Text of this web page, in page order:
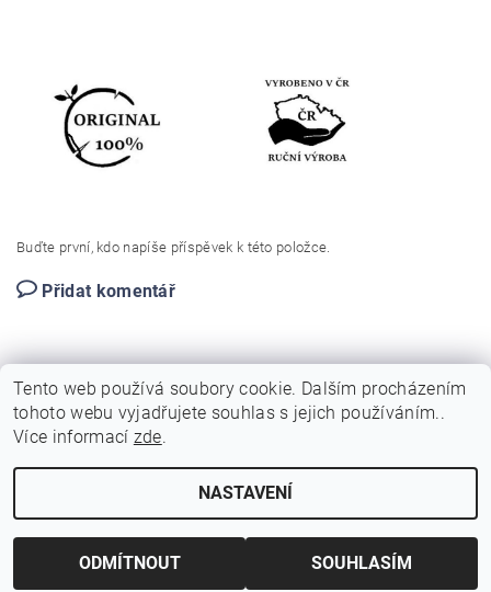
Buďte první, kdo napíše příspěvek k této položce.
Přidat komentář
Facebook
2026 © 4WOOD, všechna práva vyhrazenaUpravit nastavení cookies
Tento web používá soubory cookie. Dalším procházením
tohoto webu vyjadřujete souhlas s jejich používáním..
Více informací zde.
NASTAVENÍ
ODMÍTNOUT SOUHLASÍM